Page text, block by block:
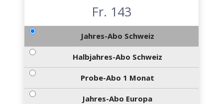
Fr. 143
Jahres-Abo Schweiz
Halbjahres-Abo Schweiz
Probe-Abo 1 Monat
Jahres-Abo Europa